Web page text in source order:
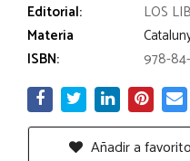
Editorial:
LOS
Materia
ISBN:
978-
Añadir a